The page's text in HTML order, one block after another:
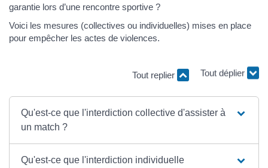
garantie lors d’une rencontre sportive ?
Voici les mesures (collectives ou individuelles) mises en place
pour empêcher les actes de violences.
Tout replier Tout déplier
Qu'est-ce que l'interdiction collective d'assister à
un match ?
Qu'est-ce que l'interdiction individuelle